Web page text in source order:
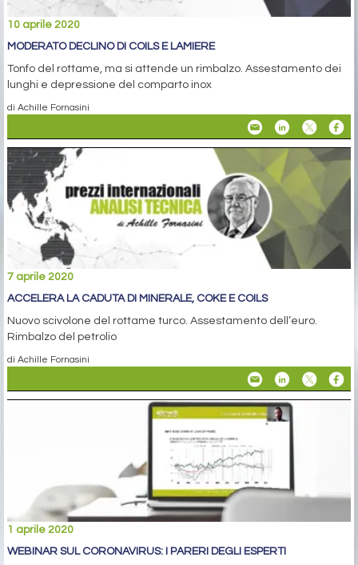
10 aprile 2020
MODERATO DECLINO DI COILS E LAMIERE
Tonfo del rottame, ma si attende un rimbalzo. Assestamento dei
lunghi e depressione del comparto inox
di Achille Fornasini
7 aprile 2020
ACCELERA LA CADUTA DI MINERALE, COKE E COILS
Nuovo scivolone del rottame turco. Assestamento dell’euro.
Rimbalzo del petrolio
di Achille Fornasini
1 aprile 2020
WEBINAR SUL CORONAVIRUS: I PARERI DEGLI ESPERTI